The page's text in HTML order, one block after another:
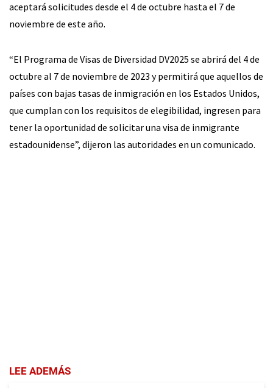
aceptará solicitudes desde el 4 de octubre hasta el 7 de
noviembre de este año.
“El Programa de Visas de Diversidad DV2025 se abrirá del 4 de
octubre al 7 de noviembre de 2023 y permitirá que aquellos de
países con bajas tasas de inmigración en los Estados Unidos,
que cumplan con los requisitos de elegibilidad, ingresen para
tener la oportunidad de solicitar una visa de inmigrante
estadounidense”, dijeron las autoridades en un comunicado.
LEE ADEMÁS